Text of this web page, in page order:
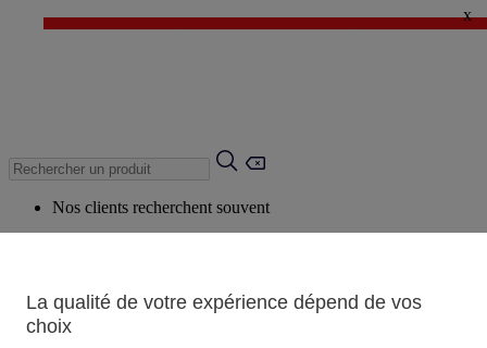
✨ LAST DAYS : Jusqu'à -60%* ✨
x
Nos clients recherchent souvent
Produits suggérés
Voir tous les produits
La qualité de votre expérience dépend de vos
choix